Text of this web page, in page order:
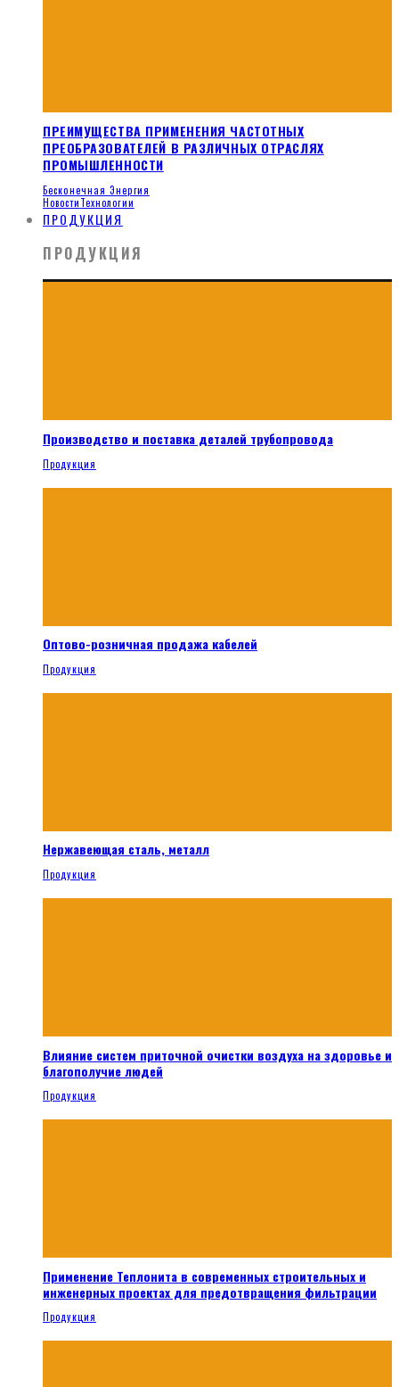
ПРЕИМУЩЕСТВА ПРИМЕНЕНИЯ ЧАСТОТНЫХ
ПРЕОБРАЗОВАТЕЛЕЙ В РАЗЛИЧНЫХ ОТРАСЛЯХ
ПРОМЫШЛЕННОСТИ
Бесконечная Энергия
НовостиТехнологии
ПРОДУКЦИЯ
ПРОДУКЦИЯ
Производство и поставка деталей трубопровода
Продукция
Оптово-розничная продажа кабелей
Продукция
Нержавеющая сталь, металл
Продукция
Влияние систем приточной очистки воздуха на здоровье и
благополучие людей
Продукция
Применение Теплонита в современных строительных и
инженерных проектах для предотвращения фильтрации
Продукция